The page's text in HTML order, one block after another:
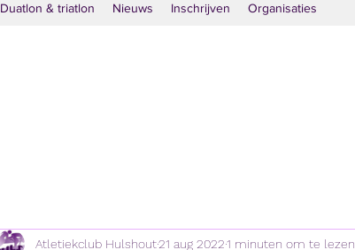
Duatlon & triatlon Nieuws Inschrijven Organisaties
Atletiekclub Hulshout21 aug 20221 minuten om te lezen